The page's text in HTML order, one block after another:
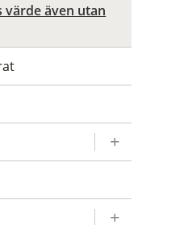
värde även utan